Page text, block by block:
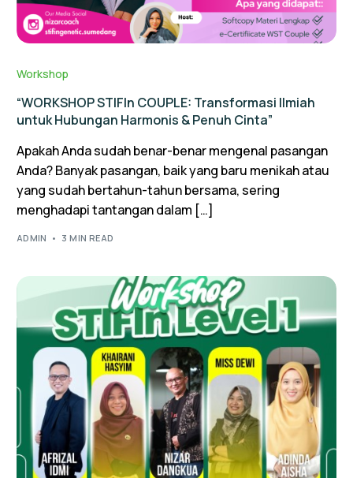
Workshop
“WORKSHOP STIFIn COUPLE: Transformasi Ilmiah
untuk Hubungan Harmonis & Penuh Cinta”
Apakah Anda sudah benar-benar mengenal pasangan
Anda? Banyak pasangan, baik yang baru menikah atau
yang sudah bertahun-tahun bersama, sering
menghadapi tantangan dalam […]
ADMIN 3 MIN READ